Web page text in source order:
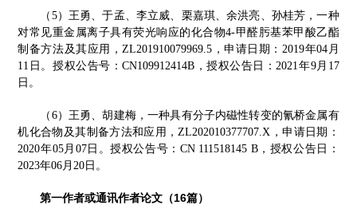
（ 5） 王勇 、于孟、李立威、栗嘉琪、余洪亮、孙桂芳，一种
对常见重金属离子具有荧光响应的化合物4-甲醛肟基苯甲酸乙酯
制备方法及其应用， ZL201910079969.5 ，申请日期： 2019年04 月
11 日。授权公告号：CN109912414B ，授权公告日： 2021 年9月 17
日。
（ 6） 王勇 、胡建梅，一种具有分子内磁性转变的氰桥金属有
机化合物及其制备方法和应用， ZL202010377707.X ，申请日期：
2020年05月 07日 。授权公告号： CN 111518145 B，授权公告日：
2023年06 月 20 日 。
第一作者或通讯作者论文（16篇）